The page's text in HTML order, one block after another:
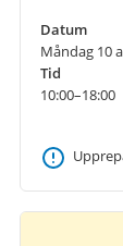
Datum
Måndag 10
Tid
10:00–18:00